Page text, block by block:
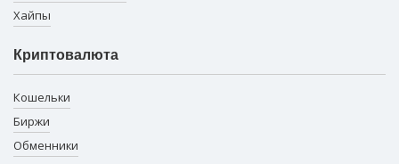
Хайпы
Криптовалюта
Кошельки
Биржи
Обменники